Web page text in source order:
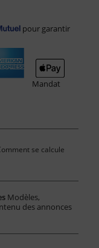
pour garantir
Mandat
se calcule
Modèles,
des annonces